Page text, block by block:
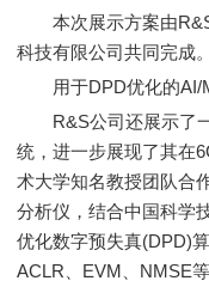
本次展示方案由R&S
科技有限公司共同完成。
用于DPD优化的AI/
R&S公司还展示了一
统，进一步展现了其在
术大学知名教授团队合
分析仪，结合中国科学
优化数字预失真(DPD)
ACLR、EVM、NMSE等